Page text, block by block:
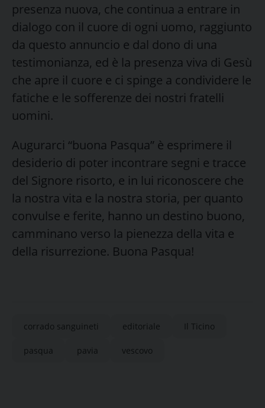
presenza nuova, che continua a entrare in
dialogo con il cuore di ogni uomo, raggiunto
da questo annuncio e dal dono di una
testimonianza, ed è la presenza viva di Gesù
che apre il cuore e ci spinge a condividere le
fatiche e le sofferenze dei nostri fratelli
uomini.
Augurarci “buona Pasqua” è esprimere il
desiderio di poter incontrare segni e tracce
del Signore risorto, e in lui riconoscere che
la nostra vita e la nostra storia, per quanto
convulse e ferite, hanno un destino buono,
camminano verso la pienezza della vita e
della risurrezione. Buona Pasqua!
corrado sanguineti editoriale Il Ticino
pasqua pavia vescovo